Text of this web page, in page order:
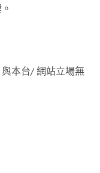
本台/ 網站立場無